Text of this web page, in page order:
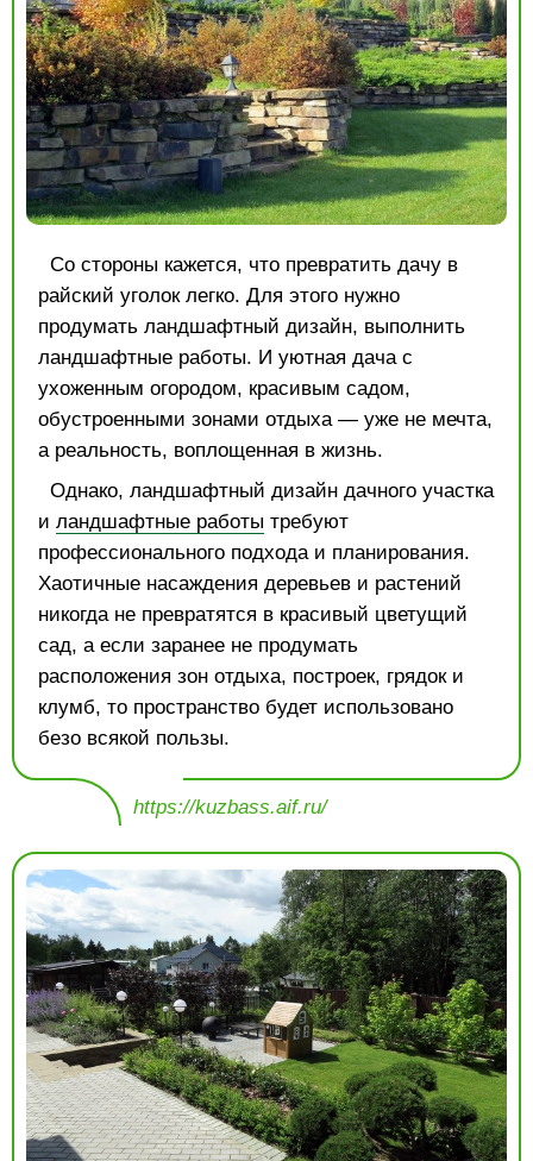
Со стороны кажется, что превратить дачу в
райский уголок легко. Для этого нужно
продумать ландшафтный дизайн, выполнить
ландшафтные работы. И уютная дача с
ухоженным огородом, красивым садом,
обустроенными зонами отдыха — уже не мечта,
а реальность, воплощенная в жизнь.
Однако, ландшафтный дизайн дачного участка
и ландшафтные работы требуют
профессионального подхода и планирования.
Хаотичные насаждения деревьев и растений
никогда не превратятся в красивый цветущий
сад, а если заранее не продумать
расположения зон отдыха, построек, грядок и
клумб, то пространство будет использовано
безо всякой пользы.
https://kuzbass.aif.ru/